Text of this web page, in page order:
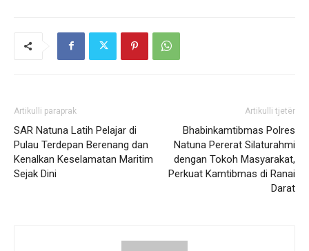
Artikulli paraprak
SAR Natuna Latih Pelajar di
Pulau Terdepan Berenang dan
Kenalkan Keselamatan Maritim
Sejak Dini
Artikulli tjetër
Bhabinkamtibmas Polres
Natuna Pererat Silaturahmi
dengan Tokoh Masyarakat,
Perkuat Kamtibmas di Ranai
Darat